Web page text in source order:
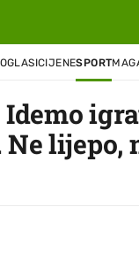
OGLASICIJENESPORT
Idemo
lijepo,